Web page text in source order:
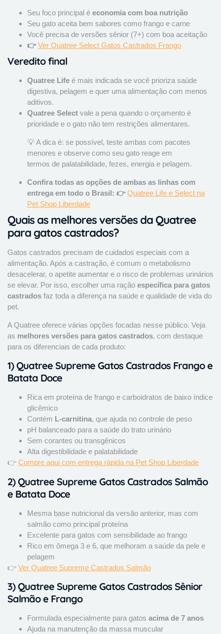
Seu foco principal é economia com boa nutrição
Seu gato aceita bem sabores como frango e carne
Você precisa de versões sênior (7+) com boa aceitação
👉Ver Quatree Select Gatos Castrados Frango
Veredito final
Quatree Life é mais indicada se você prioriza saúde
digestiva, pelagem e quer uma alimentação com menos
aditivos.
Quatree Select vale a pena quando o orçamento é
prioridade e o gato não tem restrições alimentares.
💡 A dica é: se possível, teste ambas com pacotes
menores e observe como seu gato reage em
termos de palatabilidade, fezes, energia e pelagem.
Confira todas as opções de ambas as linhas com
entrega em todo o Brasil: 👉Quatree Life e Select na
Pet Shop Liberdade
Quais as melhores versões da Quatree
para gatos castrados?
Gatos castrados precisam de cuidados especiais com a
alimentação. Após a castração, é comum o metabolismo
desacelerar, o apetite aumentar e o risco de problemas urinários
se elevar. Por isso, escolher uma ração específica para gatos
castrados faz toda a diferença na saúde e qualidade de vida do
pet.
A Quatree oferece várias opções focadas nesse público. Veja
as melhores versões para gatos castrados, com destaque
para os diferenciais de cada produto:
1)Quatree Supreme Gatos Castrados Frango e
Batata Doce
Rica em proteína de frango e carboidratos de baixo índice
glicêmico
Contém L-carnitina, que ajuda no controle de peso
pH balanceado para a saúde do trato urinário
Sem corantes ou transgênicos
Alta digestibilidade e palatabilidade
👉 Compre aqui com entrega rápida na Pet Shop Liberdade
2)Quatree Supreme Gatos Castrados Salmão
e Batata Doce
Mesma base nutricional da versão anterior, mas com
salmão como principal proteína
Excelente para gatos com sensibilidade ao frango
Rico em ômega 3 e 6, que melhoram a saúde da pele e
pelagem
👉 Ver Quatree Supreme Castrados Salmão
3)Quatree Supreme Gatos Castrados Sênior
Salmão e Frango
Formulada especialmente para gatos acima de 7 anos
Ajuda na manutenção da massa muscular